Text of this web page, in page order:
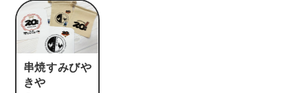
串焼すみびや
きや